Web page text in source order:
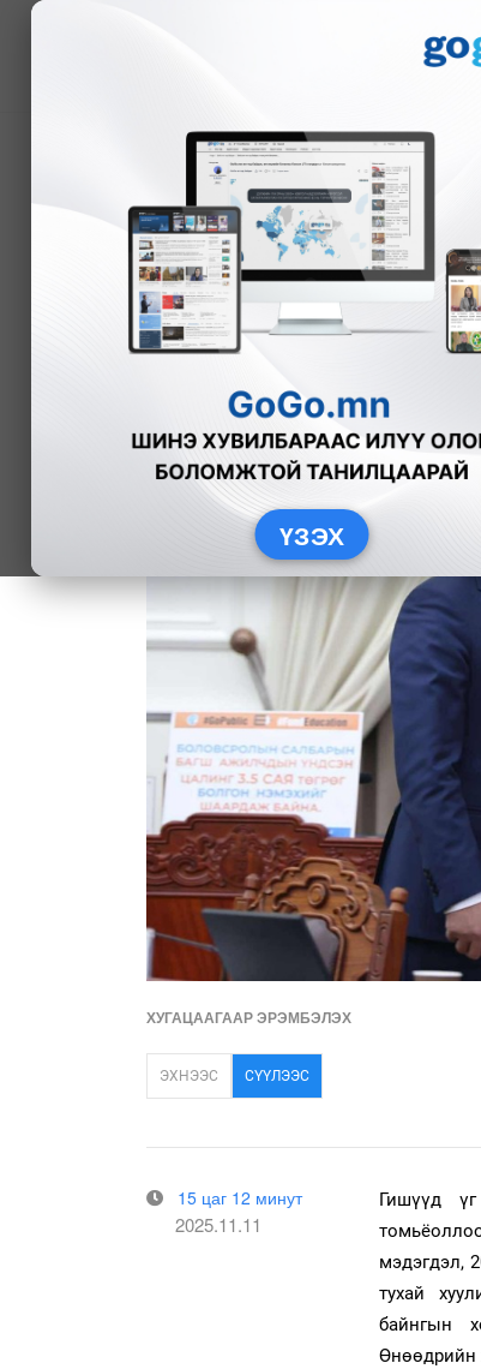
ҮЗЭХ
Эрдэнэтийн
толгой"-гоос
А.Номин Улс төр
ХУГАЦААГААР ЭРЭМБЭЛЭХ
ЭХНЭЭС СҮҮЛЭЭС
15 цаг 12 минут
2025.11.11
Гишүүд
мэдэгдэл,
тухай
байнгын
Өнөөдрийн